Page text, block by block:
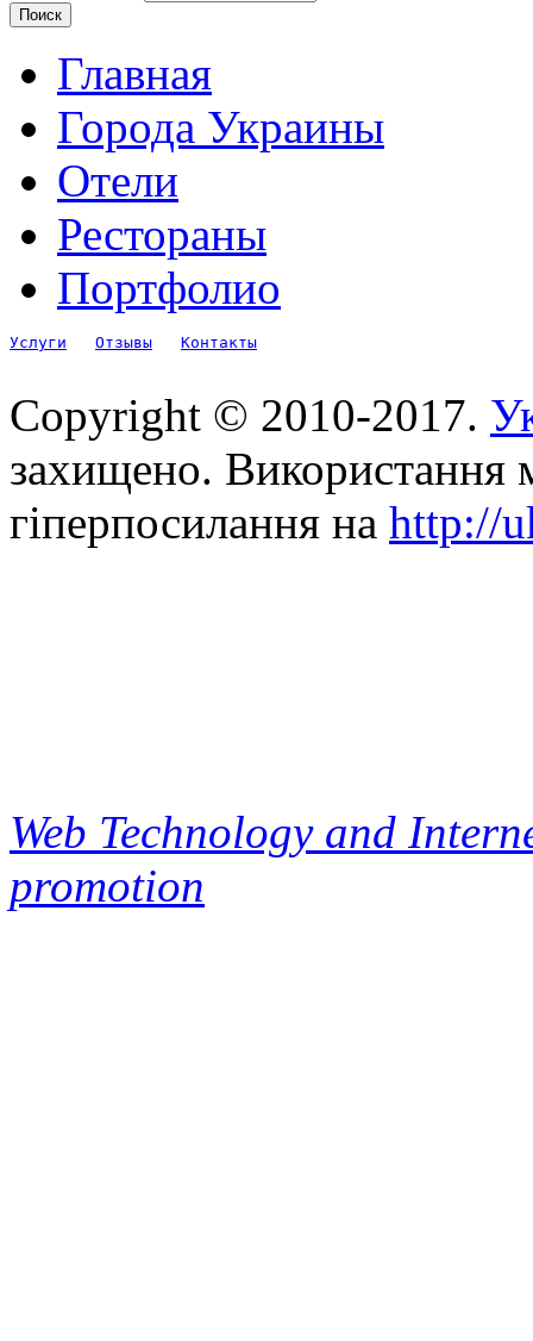
Главная
Города Украины
Отели
Рестораны
Портфолио
Услуги Отзывы Контакты
Copyright © 2010-2017.
захищено. Використання
гіперпосилання на http://
Web Technology and
promotion